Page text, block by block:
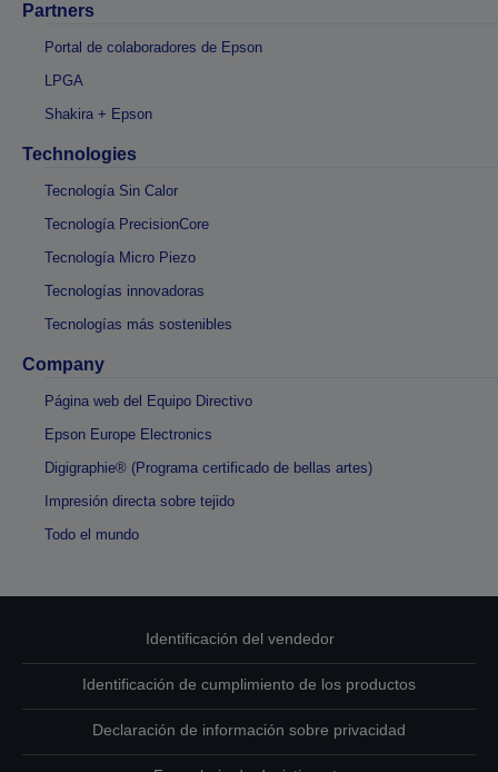
Partners
Portal de colaboradores de Epson
LPGA
Shakira + Epson
Technologies
Tecnología Sin Calor
Tecnología PrecisionCore
Tecnología Micro Piezo
Tecnologías innovadoras
Tecnologías más sostenibles
Company
Página web del Equipo Directivo
Epson Europe Electronics
Digigraphie® (Programa certificado de bellas artes)
Impresión directa sobre tejido
Todo el mundo
Identificación del vendedor
Identificación de cumplimiento de los productos
Declaración de información sobre privacidad